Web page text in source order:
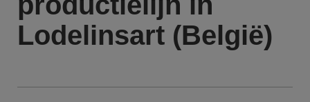
Lodelinsart (België)